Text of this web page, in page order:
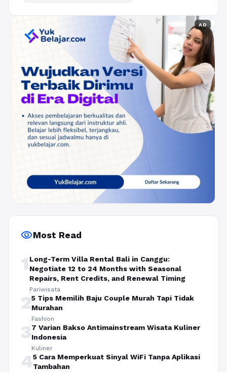
AD
visibilityMost Read
1 Long-Term Villa Rental Bali in Canggu:
Negotiate 12 to 24 Months with Seasonal
Repairs, Rent Credits, and Renewal Timing
Pariwisata
25 Tips Memilih Baju Couple Murah Tapi Tidak
Murahan
Fashion
37 Varian Bakso Antimainstream Wisata Kuliner
Indonesia
Kuliner
45 Cara Memperkuat Sinyal WiFi Tanpa Aplikasi
Tambahan